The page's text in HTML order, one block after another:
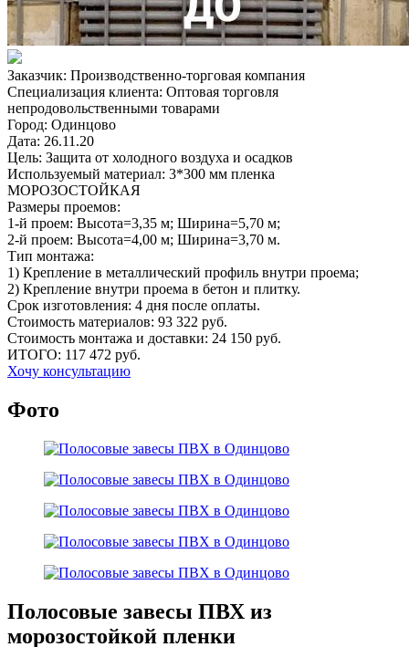
Заказчик: Производственно-торговая компания
Специализация клиента: Оптовая торговля
непродовольственными товарами
Город: Одинцово
Дата: 26.11.20
Цель: Защита от холодного воздуха и осадков
Используемый материал: 3*300 мм пленка
МОРОЗОСТОЙКАЯ
Размеры проемов:
1-й проем: Высота=3,35 м; Ширина=5,70 м;
2-й проем: Высота=4,00 м; Ширина=3,70 м.
Тип монтажа:
1) Крепление в металлический профиль внутри проема;
2) Крепление внутри проема в бетон и плитку.
Срок изготовления: 4 дня после оплаты.
Стоимость материалов: 93 322 руб.
Стоимость монтажа и доставки: 24 150 руб.
ИТОГО: 117 472 руб.
Хочу консультацию
Фото
Полосовые завесы ПВХ из
морозостойкой пленки